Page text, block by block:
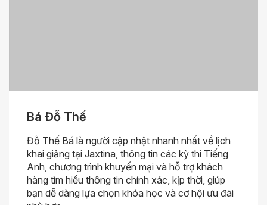
Bá Đỗ Thế
Đỗ Thế Bá là người cập nhật nhanh nhất về lịch
khai giảng tại Jaxtina, thông tin các kỳ thi Tiếng
Anh, chương trình khuyến mại và hỗ trợ khách
hàng tìm hiểu thông tin chính xác, kịp thời, giúp
bạn dễ dàng lựa chọn khóa học và cơ hội ưu đãi